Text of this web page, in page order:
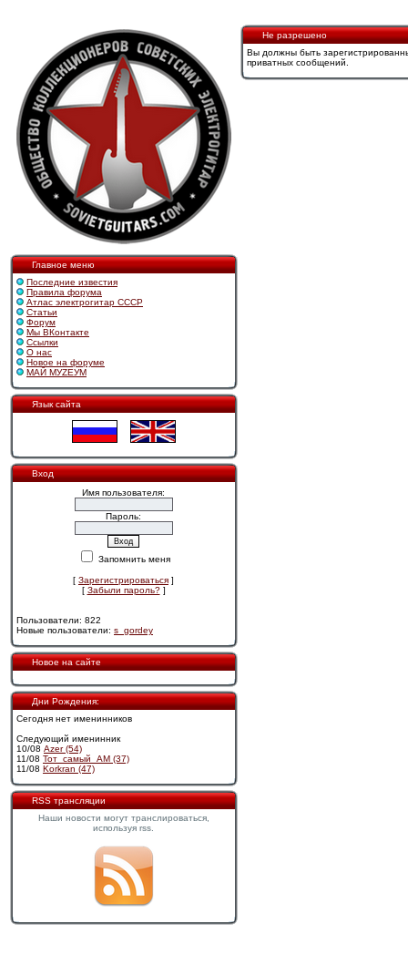
Главное меню
Последние известия
Правила форума
Атлас электрогитар СССР
Статьи
Форум
Мы ВКонтакте
Ссылки
О нас
Новое на форуме
МАЙ МУZЕУМ
Язык сайта
Вход
Имя пользователя:
Пароль:
Запомнить меня
[ Зарегистрироваться ]
[ Забыли пароль?]
Пользователи: 822
Новые пользователи: s_gordey
Новое на сайте
Дни Рождения:
Сегодня нет именинников
Следующий именинник
10/08 Azer (54)
11/08 Тот_самый_АМ (37)
11/08 Korkran (47)
RSS трансляции
Наши новости могут транслироваться,
используя rss.
Не разрешено
Вы должны быть
приватных сообщений.